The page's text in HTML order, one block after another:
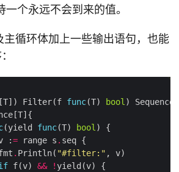
一个永远不会到来的值。
循环体加上一些输出语句，也能
Filter(f func(T)
bool
(yield func(T) bool
:= range s .
. Println( "#filter:"
f(v) && !